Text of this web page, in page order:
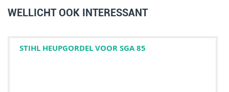
WELLICHT OOK INTERESSANT
STIHL HEUPGORDEL VOOR SGA 85